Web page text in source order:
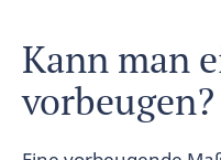
Kann man
vorbeugen?